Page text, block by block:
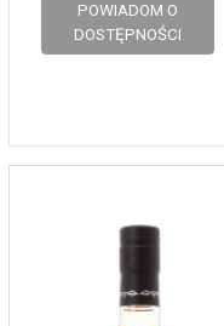
POWIADOM O
DOSTĘPNOŚCI